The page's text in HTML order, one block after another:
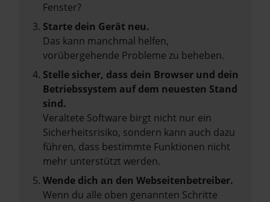
Fenster?
Starte dein Gerät neu.
Das kann manchmal helfen,
vorübergehende Probleme zu beheben.
Stelle sicher, dass dein Browser und dein
Betriebssystem auf dem neuesten Stand
sind.
Veraltete Software birgt nicht nur ein
Sicherheitsrisiko, sondern kann auch dazu
führen, dass bestimmte Funktionen nicht
mehr unterstützt werden.
Wende dich an den Webseitenbetreiber.
Wenn du alle oben genannten Schritte